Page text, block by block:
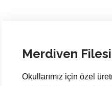
Merdiven Filesi
Okullarımız için özel